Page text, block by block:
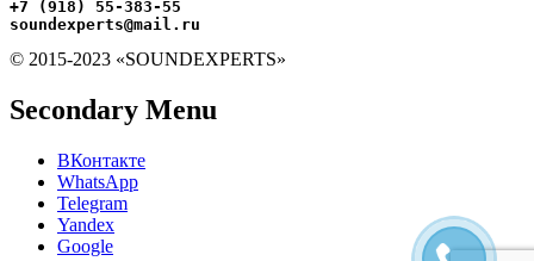
+7 (918) 55-383-55
soundexperts@mail.ru
© 2015-2023 «SOUNDEXPERTS»
Secondary Menu
ВКонтакте
WhatsApp
Telegram
Yandex
Google